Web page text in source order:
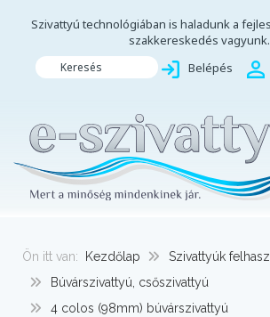
Szivattyú technológiában is haladunk a
szakkereskedés vagyunk.
Keresés Belépés
Ön itt van: Kezdőlap
Szivattyúk
Búvárszivattyú, csőszivattyú
4 colos (98mm) búvárszivattyú